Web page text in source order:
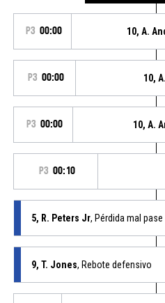
P3 00:00 10, A.
P3 00:00 10,
P3 00:00 10, A.
P3 00:10
5, R. Peters Jr, Pérdida mal pase
9, T. Jones, Rebote defensivo